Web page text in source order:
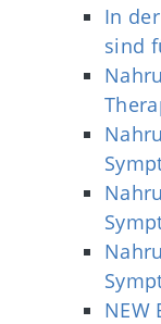
In
sind
NEW